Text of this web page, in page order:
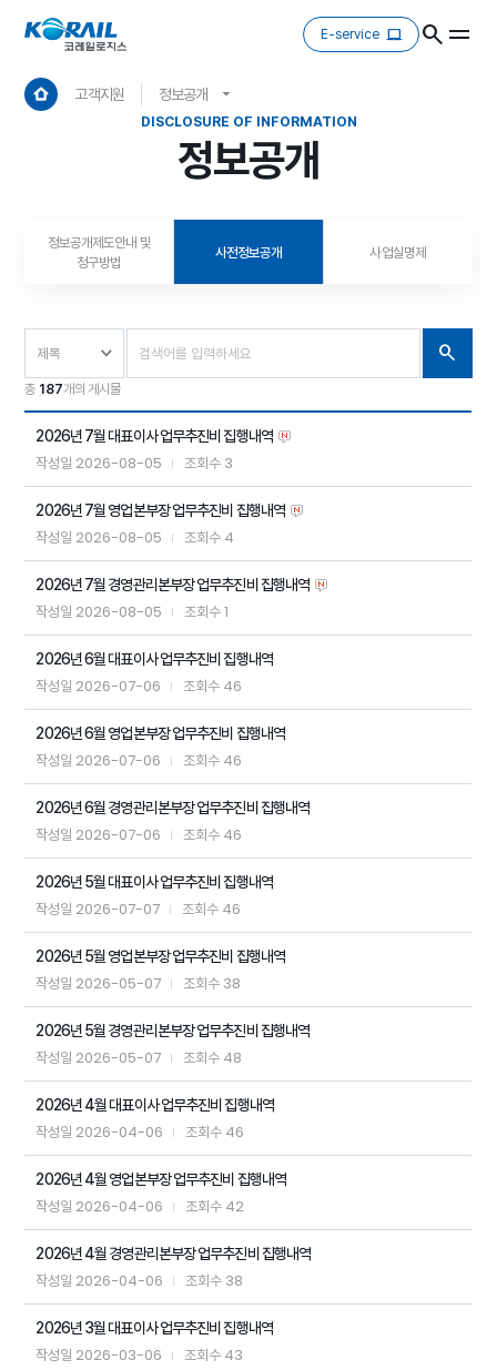
E-service
고객지원 정보공개
DISCLOSURE OF INFORMATION
정보공개
정보공개제도안내 및
청구방법
사전정보공개 사업실명제
총 187개의 게시물
2026년 7월 대표이사 업무추진비 집행내역
작성일 2026-08-05 조회수 3
2026년 7월 영업본부장 업무추진비 집행내역
작성일 2026-08-05 조회수 4
2026년 7월 경영관리본부장 업무추진비 집행내역
작성일 2026-08-05 조회수1
2026년 6월 대표이사 업무추진비 집행내역
작성일 2026-07-06 조회수 46
2026년 6월 영업본부장 업무추진비 집행내역
작성일 2026-07-06 조회수 46
2026년 6월 경영관리본부장 업무추진비 집행내역
작성일 2026-07-06 조회수 46
2026년 5월 대표이사 업무추진비 집행내역
작성일 2026-07-07 조회수 46
2026년 5월 영업본부장 업무추진비 집행내역
작성일 2026-05-07 조회수 38
2026년 5월 경영관리본부장 업무추진비 집행내역
작성일 2026-05-07 조회수 48
2026년 4월 대표이사 업무추진비 집행내역
작성일 2026-04-06 조회수 46
2026년 4월 영업본부장 업무추진비 집행내역
작성일 2026-04-06 조회수 42
2026년 4월 경영관리본부장 업무추진비 집행내역
작성일 2026-04-06 조회수 38
2026년 3월 대표이사 업무추진비 집행내역
작성일 2026-03-06 조회수 43